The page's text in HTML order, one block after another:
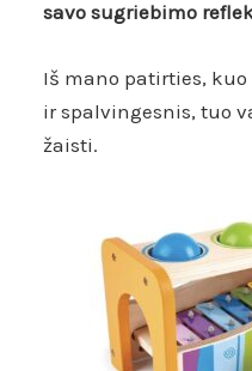
savo sugriebimo
Iš mano patirties,
ir spalvingesnis, tuo
žaisti.